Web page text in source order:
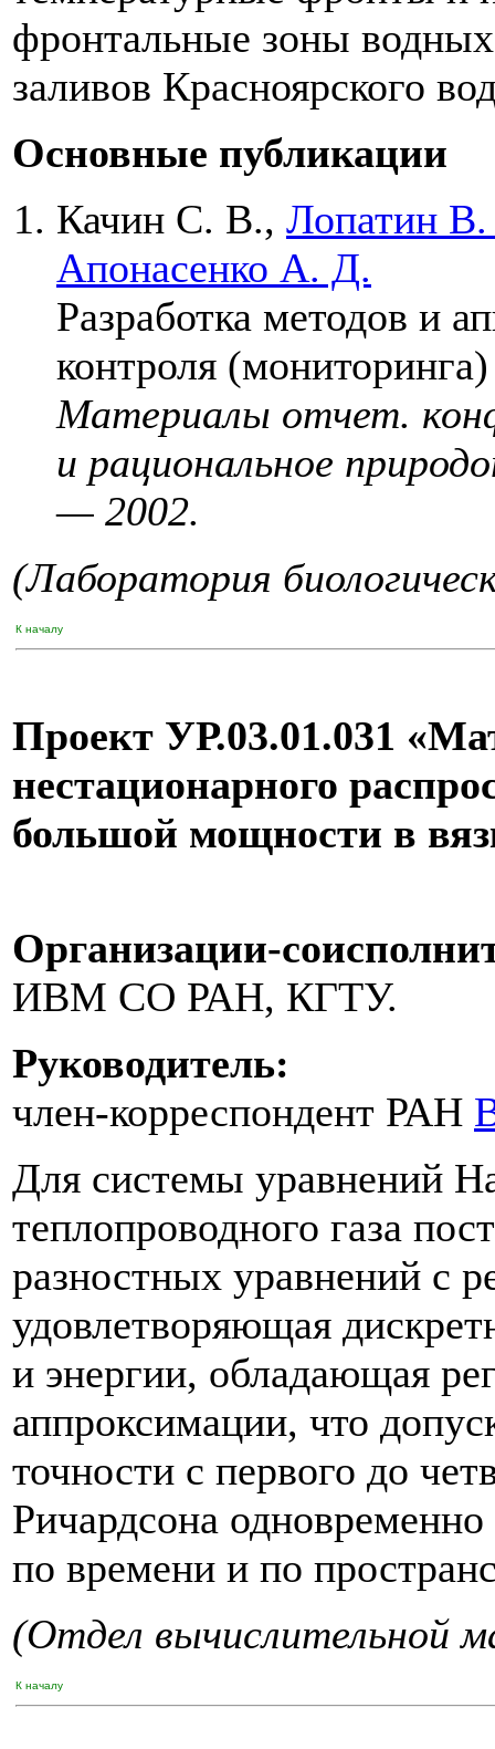
фронтальные зоны
заливов Красноярского
Основные публикации
Качин С. В., Лопатин
Апонасенко А. Д.
Разработка методов и
контроля
Материалы отчет.
и рациональное
— 2002.
(Лаборатория
К началу
Проект УР.03.01.031
нестационарного
большой мощности в
Организации-
ИВМ СО РАН, КГТУ.
Руководитель:
член-корреспондент РАН
Для системы уравнений
теплопроводного газа
разностных уравнений с
удовлетворяющая
и энергии, обладающая
аппроксимации, что
точности с первого до
Ричардсона
по времени и по
(Отдел вычислительной
К началу